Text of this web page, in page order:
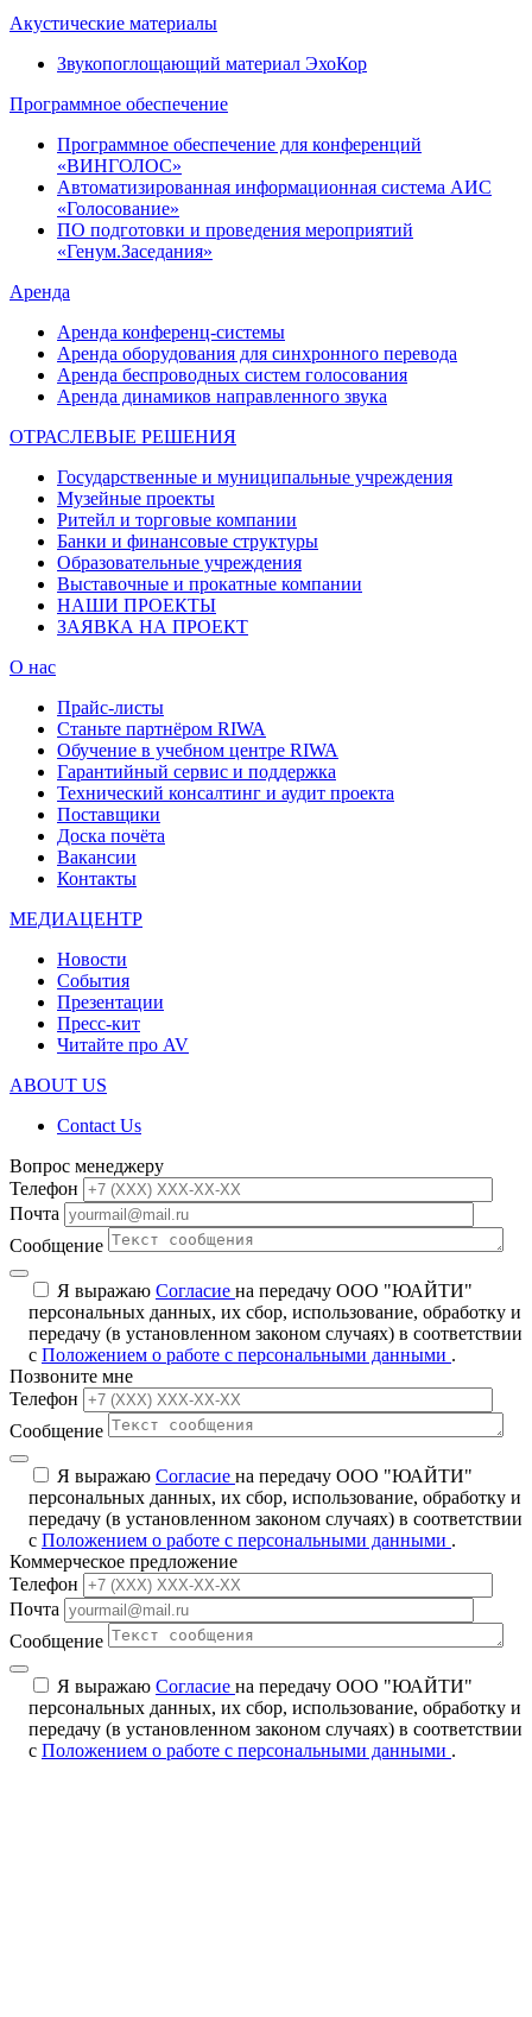
Акустические материалы
Звукопоглощающий материал ЭхоКор
Программное обеспечение
Программное обеспечение для конференций
«ВИНГОЛОС»
Автоматизированная информационная система АИС
«Голосование»
ПО подготовки и проведения мероприятий
«Генум.Заседания»
Аренда
Аренда конференц-системы
Аренда оборудования для синхронного перевода
Аренда беспроводных систем голосования
Аренда динамиков направленного звука
ОТРАСЛЕВЫЕ РЕШЕНИЯ
Государственные и муниципальные учреждения
Музейные проекты
Ритейл и торговые компании
Банки и финансовые структуры
Образовательные учреждения
Выставочные и прокатные компании
НАШИ ПРОЕКТЫ
ЗАЯВКА НА ПРОЕКТ
О нас
Прайс-листы
Станьте партнёром RIWA
Обучение в учебном центре RIWA
Гарантийный сервис и поддержка
Технический консалтинг и аудит проекта
Поставщики
Доска почёта
Вакансии
Контакты
МЕДИАЦЕНТР
Новости
События
Презентации
Пресс-кит
Читайте про AV
ABOUT US
Contact Us
Вопрос менеджеру
Телефон
Почта
Сообщение
Я выражаю Согласие на передачу ООО "ЮАЙТИ"
персональных данных, их сбор, использование, обработку и
передачу (в установленном законом случаях) в соответствии
с Положением о работе с персональными данными .
Позвоните мне
Телефон
Сообщение
Я выражаю Согласие на передачу ООО "ЮАЙТИ"
персональных данных, их сбор, использование, обработку и
передачу (в установленном законом случаях) в соответствии
с Положением о работе с персональными данными .
Коммерческое предложение
Телефон
Почта
Сообщение
Я выражаю Согласие на передачу ООО "ЮАЙТИ"
персональных данных, их сбор, использование, обработку и
передачу (в установленном законом случаях) в соответствии
с Положением о работе с персональными данными .